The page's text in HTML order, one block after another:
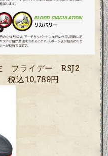
フライデー RSJ2
込10,789円